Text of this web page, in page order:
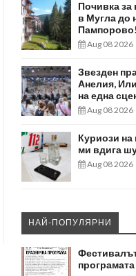
Почивка за
в Мугла до
Пампорово!
Aug 08 2026
Звезден
Анелия,
на една
Aug 08 2026
Куриози на
ми вдига
Aug 08 2026
НАЙ-ПОПУЛЯРНИ
програмата